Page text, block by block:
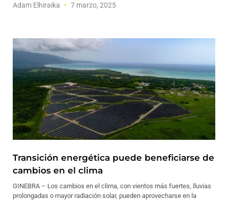
Adam Elhiraika 7 marzo, 2025
Transición energética puede beneficiarse de
cambios en el clima
GINEBRA – Los cambios en el clima, con vientos más fuertes, lluvias
prolongadas o mayor radiación solar, pueden aprovecharse en la